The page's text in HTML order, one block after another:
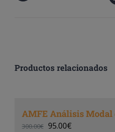
Productos relacionados
AMFE Análisis Modal
300.00€ 95.00€